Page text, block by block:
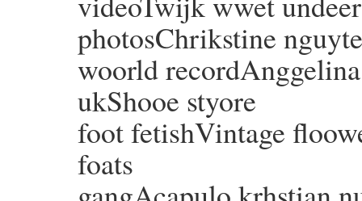
photosChrikstine
woorld
ukShooe styore
foot fetishVintage
foats